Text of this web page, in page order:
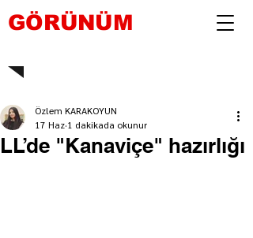
GÖRÜNÜM
LL’de "Kanaviçe" hazırlığı
Özlem KARAKOYUN
17 Haz 1 dakikada okunur